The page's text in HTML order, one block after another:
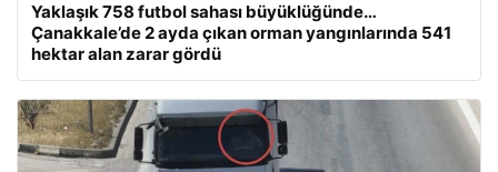
Yaklaşık 758 futbol sahası büyüklüğünde…
Çanakkale’de 2 ayda çıkan orman yangınlarında 541
hektar alan zarar gördü